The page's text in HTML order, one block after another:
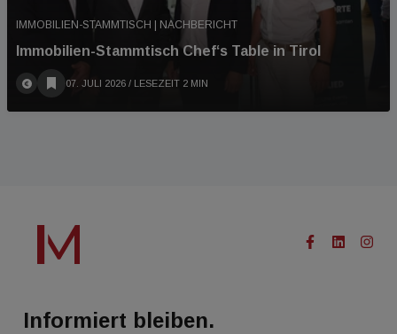
IMMOBILIEN-STAMMTISCH | NACHBERICHT
Immobilien-Stammtisch Chef‘s Table in Tirol
07. JULI 2026 / LESEZEIT 2 MIN
Informiert bleiben.